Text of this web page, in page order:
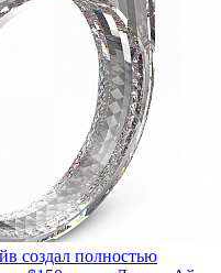
создал полностью